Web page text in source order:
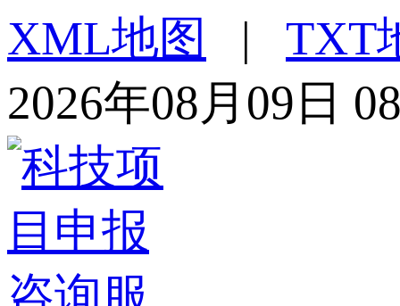
XML地图 | TXT
2026年08月09日